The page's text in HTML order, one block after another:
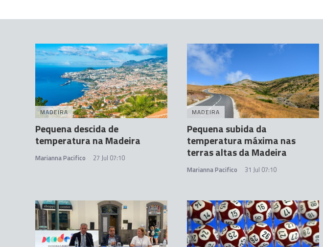
MADEIRA
Pequena descida de
temperatura na Madeira
Marianna Pacifico 27 Jul 07:10
MADEIRA
Pequena subida da
temperatura máxima nas
terras altas da Madeira
Marianna Pacifico 31 Jul 07:10